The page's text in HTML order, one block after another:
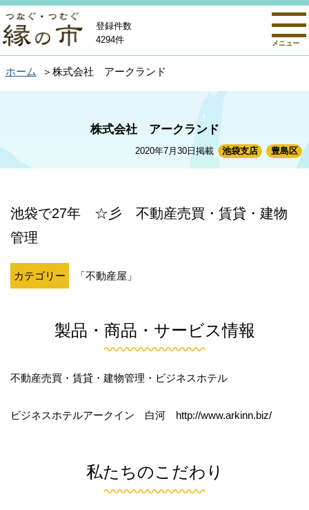
メニュー
登録件数
4294件
ホーム 株式会社 アークランド
2020年7月30日掲載 池袋支店 豊島区
株式会社 アークランド
池袋で27年 ☆彡 不動産売買・賃貸・建物
管理
カテゴリー 「不動産屋」
製品・商品・サービス情報
不動産売買・賃貸・建物管理・ビジネスホテル
ビジネスホテルアークイン 白河 http://www.arkinn.biz/
私たちのこだわり